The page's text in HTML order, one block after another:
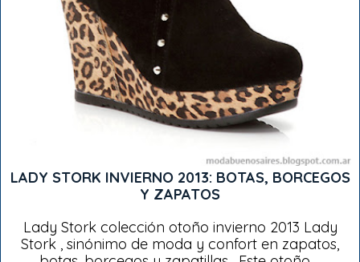
LADY STORK INVIERNO 2013: BOTAS, BORCEGOS
Y ZAPATOS
Lady Stork colección otoño invierno 2013 Lady
Stork , sinónimo de moda y confort en zapatos,